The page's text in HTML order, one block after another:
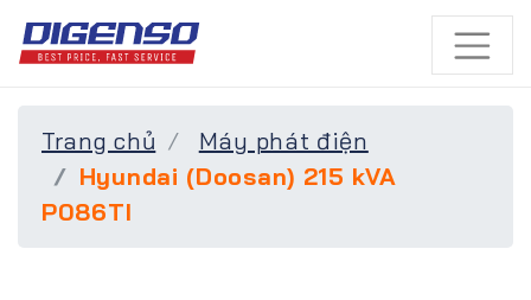
Trang chủ
Máy phát điện
Hyundai (Doosan) 215 kVA
P086TI